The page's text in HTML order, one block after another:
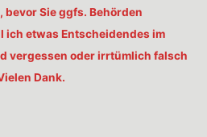
bevor Sie ggfs. Behörden
ich etwas Entscheidendes im
vergessen oder irrtümlich falsch
Dank.